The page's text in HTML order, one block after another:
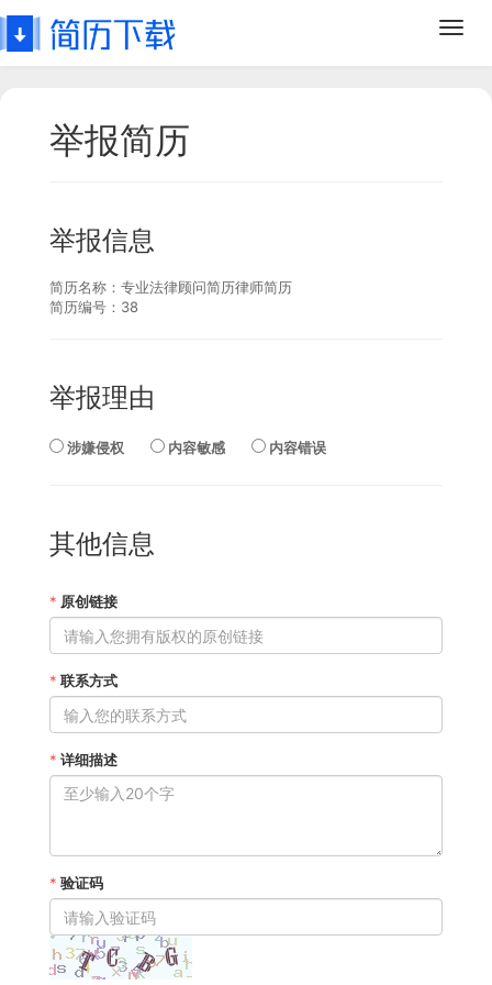
举报简历
举报信息
简历名称： 专业法律顾问简历律师简历
简历编号： 38
举报理由
涉嫌侵权 内容敏感 内容错误
其他信息
* 原创链接
* 联系方式
* 详细描述
* 验证码